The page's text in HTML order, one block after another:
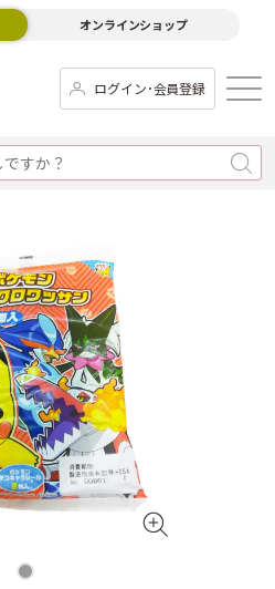
オンラインショップ
ログイン･会員登録